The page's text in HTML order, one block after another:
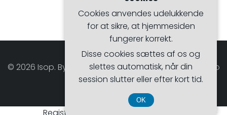
© 2026 Isop. Bygget ved at bruge WordPress og Hugo
WP Theme .
Registreringsnummer DK 37 40 77 39
Cookies anvendes udelukkende
for at sikre, at hjemmesiden
fungerer korrekt.
Disse cookies sættes af os og
slettes automatisk, når din
session slutter eller efter kort tid.
OK